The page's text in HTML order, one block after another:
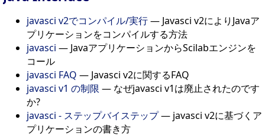
javasci v2でコンパイル/実行— Javasci v2によりJavaア
プリケーションをコンパイルする方法
javasci — JavaアプリケーションからScilabエンジンを
コール
javasci FAQ — Javasci v2に関するFAQ
javasci v1 の制限 — なぜjavasci v1は廃止されたのです
か?
javasci - ステップバイステップ— javasci v2に基づくア
プリケーションの書き方